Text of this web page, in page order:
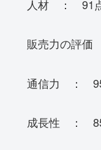
人材 ： 91
販売力の評
通信力 ：
成長性 ：